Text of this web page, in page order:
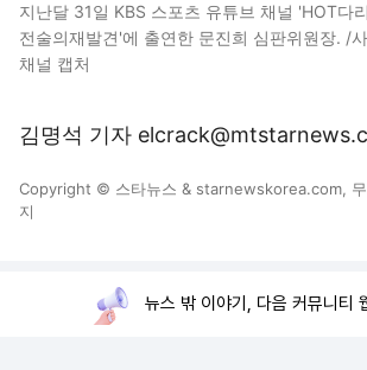
지난달 31일 KBS 스포츠 유튜브 채널 'HOT다
전술의재발견'에 출연한 문진희 심판위원장. /
채널 캡처
김명석 기자
Copyright © 스타뉴스 & starnewskorea.com, 무
지
뉴스 밖 이야기, 다음 커뮤니티